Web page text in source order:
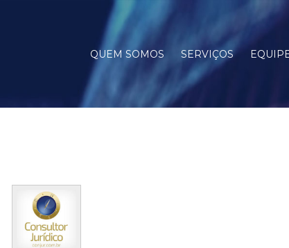
QUEM SOMOS SERVIÇOS